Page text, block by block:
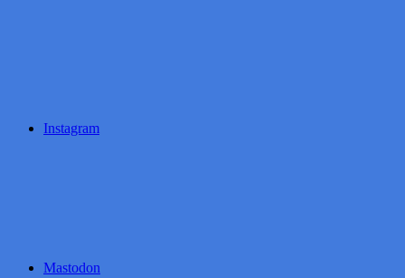
Instagram
Mastodon